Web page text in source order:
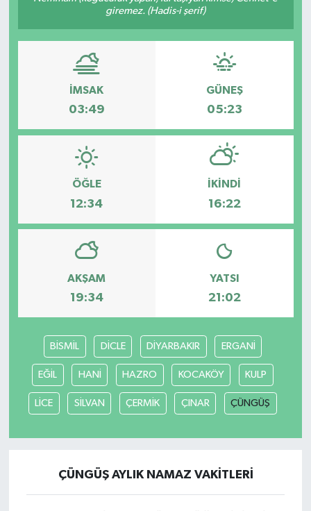
giremez. (Hadis-i şerif)
İMSAK
03:49
GÜNEŞ
05:23
ÖĞLE
12:34
İKINDI
16:22
AKŞAM
19:34
YATSI
21:02
BİSMİL DİCLE DİYARBAKIR ERGANİ
EĞİL HANİ HAZRO KOCAKÖY KULP
LİCE SİLVAN ÇERMİK ÇINAR ÇÜNGÜŞ
ÇÜNGÜŞ AYLIK NAMAZ VAKITLERI
Haberde İnsan
Kültür-Sanat
Magazin
Podcast
Politika
Siyaset
Yerel